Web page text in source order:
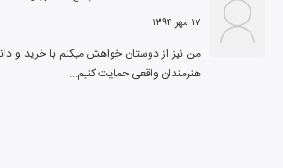
۱۷ مهر ۱۳۹۴
هنرمندان واقعی حمایت کنیم...